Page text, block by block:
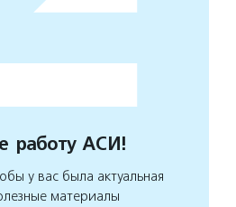
работу АСИ!
у вас была актуальная
материалы